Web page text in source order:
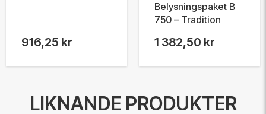
916,25 kr
Belysningspaket B
750 – Tradition
1 382,50 kr
LIKNANDE PRODUKTER